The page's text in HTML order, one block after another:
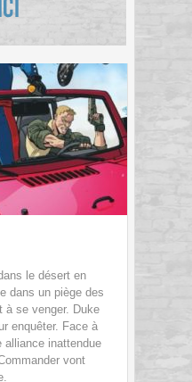
le désert en
dans un piège des
à se venger. Duke
enquêter. Face à
alliance inattendue
vont